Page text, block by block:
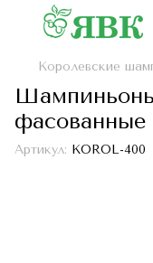
Королевские
фасованные
Артикул: KOROL-400